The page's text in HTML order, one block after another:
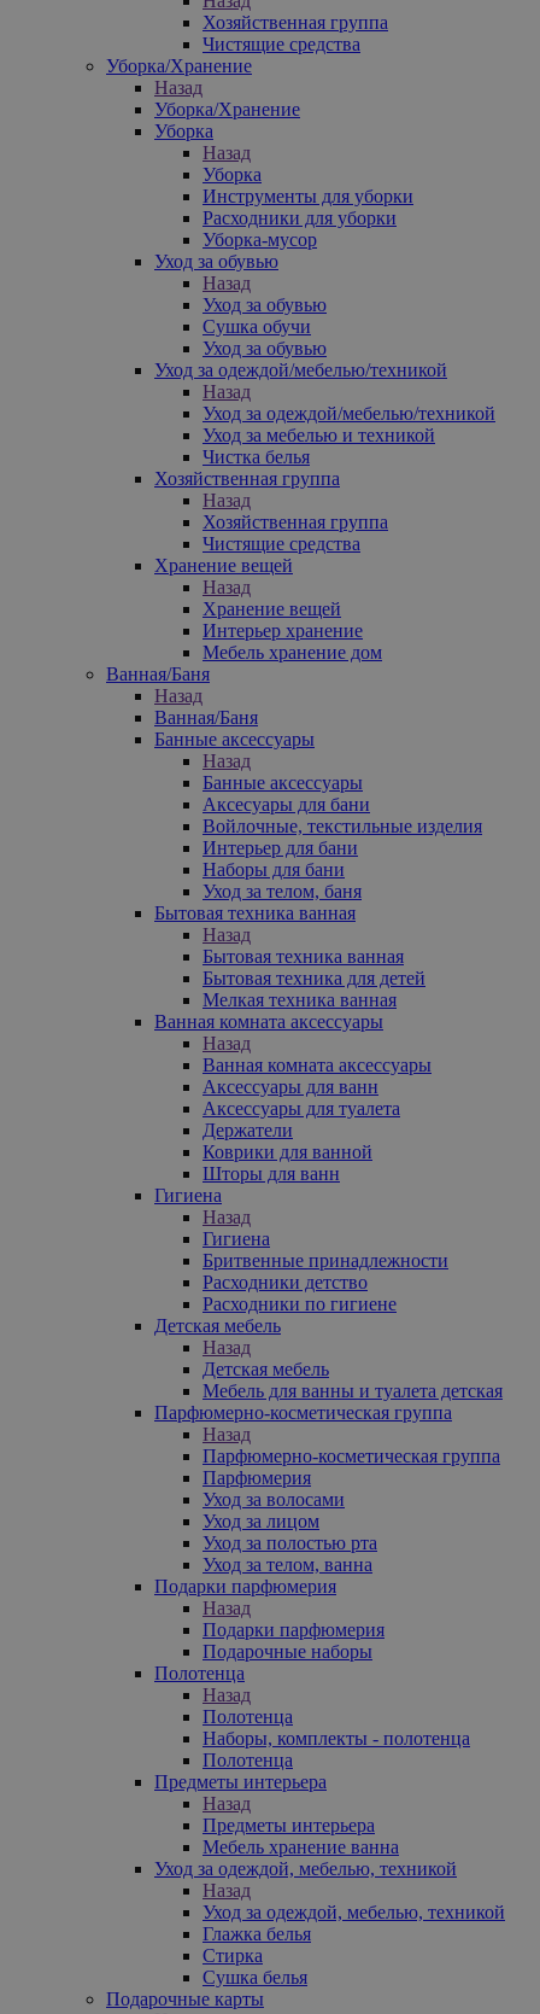
Хозяйственная группа
Чистящие средства
Уборка/Хранение
Назад
Уборка/Хранение
Уборка
Назад
Уборка
Инструменты для уборки
Расходники для уборки
Уборка-мусор
Уход за обувью
Назад
Уход за обувью
Сушка обучи
Уход за обувью
Уход за одеждой/мебелью/техникой
Назад
Уход за одеждой/мебелью/техникой
Уход за мебелью и техникой
Чистка белья
Хозяйственная группа
Назад
Хозяйственная группа
Чистящие средства
Хранение вещей
Назад
Хранение вещей
Интерьер хранение
Мебель хранение дом
Ванная/Баня
Назад
Ванная/Баня
Банные аксессуары
Назад
Банные аксессуары
Аксесуары для бани
Войлочные, текстильные изделия
Интерьер для бани
Наборы для бани
Уход за телом, баня
Бытовая техника ванная
Назад
Бытовая техника ванная
Бытовая техника для детей
Мелкая техника ванная
Ванная комната аксессуары
Назад
Ванная комната аксессуары
Аксессуары для ванн
Аксессуары для туалета
Держатели
Коврики для ванной
Шторы для ванн
Гигиена
Назад
Гигиена
Бритвенные принадлежности
Расходники детство
Расходники по гигиене
Детская мебель
Назад
Детская мебель
Мебель для ванны и туалета детская
Парфюмерно-косметическая группа
Назад
Парфюмерно-косметическая группа
Парфюмерия
Уход за волосами
Уход за лицом
Уход за полостью рта
Уход за телом, ванна
Подарки парфюмерия
Назад
Подарки парфюмерия
Подарочные наборы
Полотенца
Назад
Полотенца
Наборы, комплекты - полотенца
Полотенца
Предметы интерьера
Назад
Предметы интерьера
Мебель хранение ванна
Уход за одеждой, мебелью, техникой
Назад
Уход за одеждой, мебелью, техникой
Глажка белья
Стирка
Сушка белья
Подарочные карты